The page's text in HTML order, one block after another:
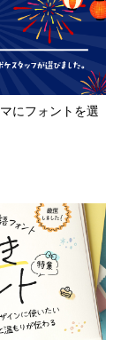
にフォントを選